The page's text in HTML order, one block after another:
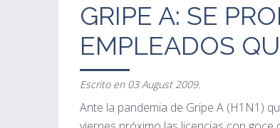
GRIPE A: SE
EMPLEADOS
Escrito en 03 August 2009.
Ante la pandemia de Gripe A (H1N1)